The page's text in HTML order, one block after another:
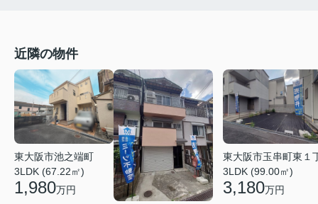
近隣の物件
東大阪市池之端町
3LDK (67.22㎡)
1,980万円
東大阪市玉串町東１
3LDK (99.00㎡)
3,180万円